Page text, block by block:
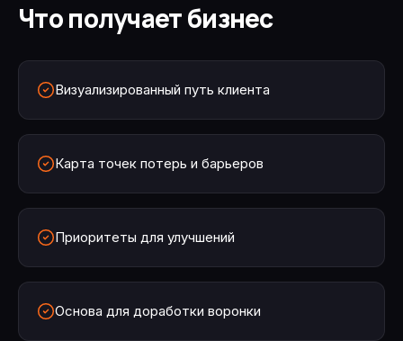
Что получает бизнес
Визуализированный путь клиента
Карта точек потерь и барьеров
Приоритеты для улучшений
Основа для доработки воронки